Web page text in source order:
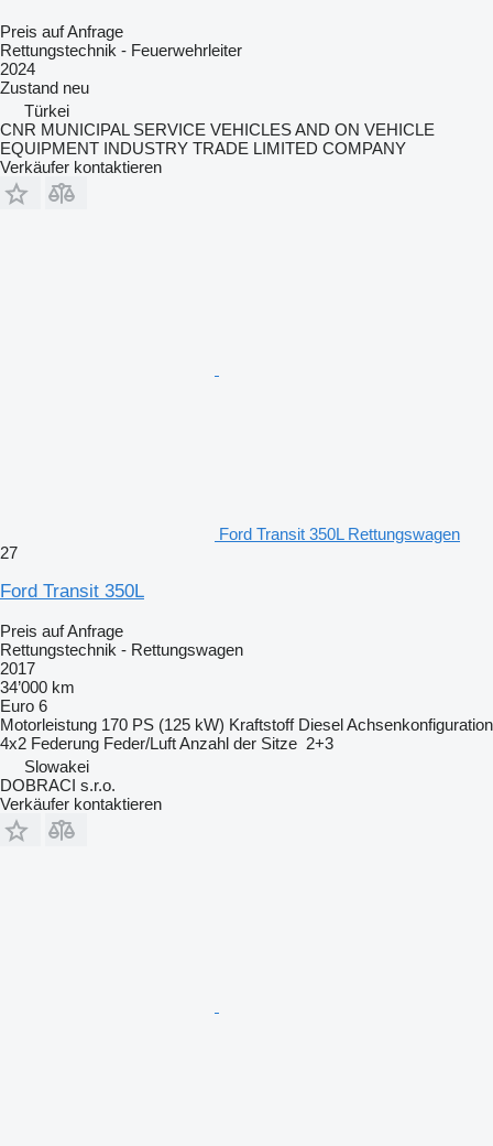
Preis auf Anfrage
Rettungstechnik - Feuerwehrleiter
2024
Zustand neu
Türkei
CNR MUNICIPAL SERVICE VEHICLES AND ON VEHICLE
EQUIPMENT INDUSTRY TRADE LIMITED COMPANY
Verkäufer kontaktieren
Ford Transit 350L Rettungswagen
27
Ford Transit 350L
Preis auf Anfrage
Rettungstechnik - Rettungswagen
2017
34’000 km
Euro 6
Motorleistung 170 PS (125 kW) Kraftstoff DieselAchsenkonfiguration
4x2 Federung Feder/LuftAnzahl der Sitze 2+3
Slowakei
DOBRACI s.r.o.
Verkäufer kontaktieren